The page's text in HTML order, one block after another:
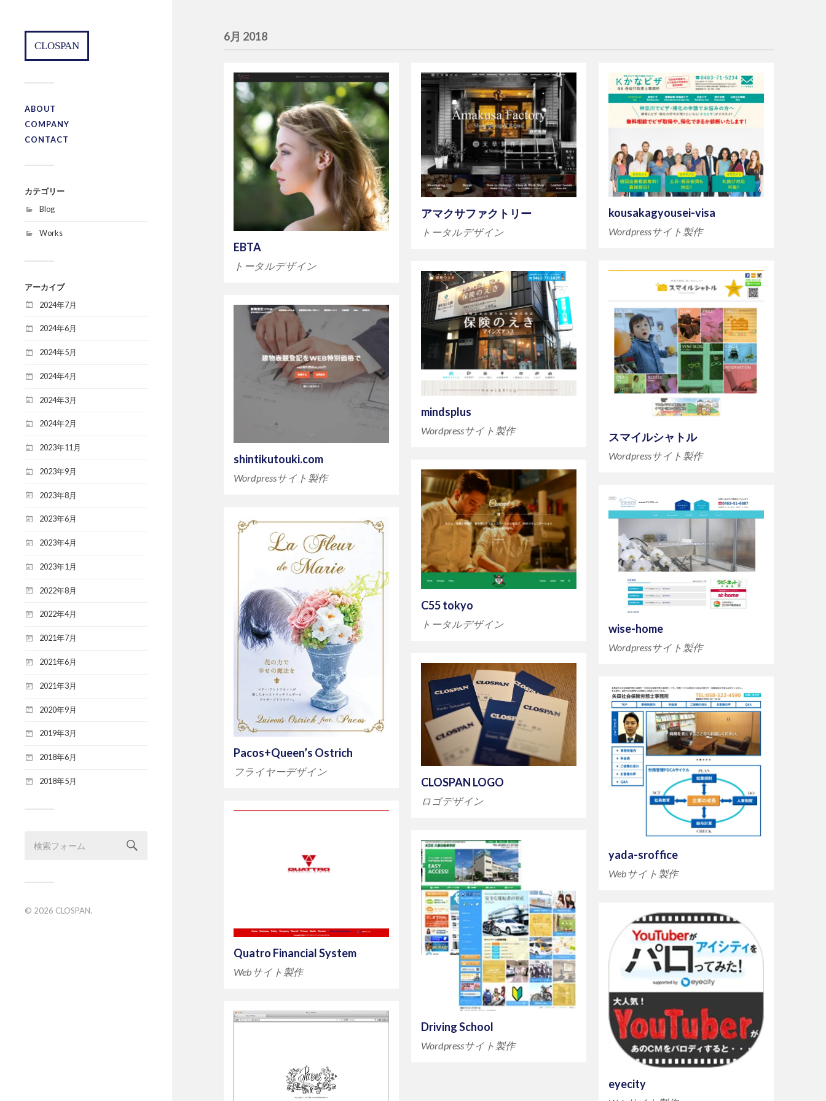
CLOSPAN
ABOUT
COMPANY
CONTACT
カテゴリー
Blog
Works
アーカイブ
2024年7月
2024年6月
2024年5月
2024年4月
2024年3月
2024年2月
2023年11月
2023年9月
2023年8月
2023年6月
2023年4月
2023年1月
2022年8月
2022年4月
2021年7月
2021年6月
2021年3月
2020年9月
2019年3月
2018年6月
2018年5月
© 2026 CLOSPAN.
6月 2018
EBTA
トータルデザイン
アマクサファクトリー
トータルデザイン
kousakagyousei-visa
Wordpressサイト製作
スマイルシャトル
Wordpressサイト製作
mindsplus
Wordpressサイト製作
shintikutouki.com
Wordpressサイト製作
C55 tokyo
トータルデザイン wise-home
Wordpressサイト製作
Pacos+Queen’s Ostrich
フライヤーデザイン
CLOSPAN LOGO
ロゴデザイン
yada-sroffice
Webサイト製作
Quatro Financial System
Webサイト製作
Driving School
Wordpressサイト製作
eyecity